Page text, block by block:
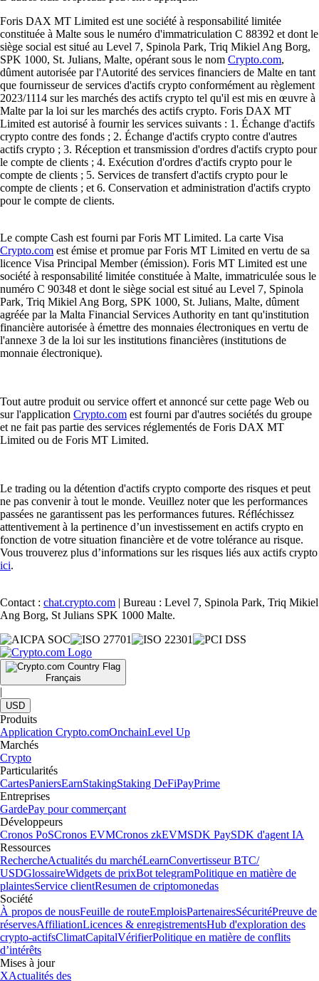
Foris DAX MT Limited est une société à responsabilité limitée
constituée à Malte sous le numéro d'immatriculation C 88392 et dont le
siège social est situé au Level 7, Spinola Park, Triq Mikiel Ang Borg,
SPK 1000, St. Julians, Malte, opérant sous le nom Crypto.com,
dûment autorisée par l'Autorité des services financiers de Malte en tant
que fournisseur de services d'actifs crypto conformément au règlement
2023/1114 sur les marchés des actifs crypto tel qu'il est mis en œuvre à
Malte par la loi sur les marchés des actifs crypto. Foris DAX MT
Limited est autorisé à fournir les services suivants : 1. Échange d'actifs
crypto contre des fonds ; 2. Échange d'actifs crypto contre d'autres
actifs crypto ; 3. Réception et transmission d'ordres d'actifs crypto pour
le compte de clients ; 4. Exécution d'ordres d'actifs crypto pour le
compte de clients ; 5. Services de transfert d'actifs crypto pour le
compte de clients ; et 6. Conservation et administration d'actifs crypto
pour le compte de clients.
Le compte Cash est fourni par Foris MT Limited. La carte Visa
Crypto.com est émise et promue par Foris MT Limited en vertu de sa
licence Visa Principal Member (émission). Foris MT Limited est une
société à responsabilité limitée constituée à Malte, immatriculée sous le
numéro C 90348 et dont le siège social est situé au Level 7, Spinola
Park, Triq Mikiel Ang Borg, SPK 1000, St. Julians, Malte, dûment
agréée par la Malta Financial Services Authority en tant qu'institution
financière autorisée à émettre des monnaies électroniques en vertu de
l'annexe 3 de la loi sur les institutions financières (institutions de
monnaie électronique).
Tout autre produit ou service offert et annoncé sur cette page Web ou
sur l'application Crypto.com est fourni par d'autres sociétés du groupe
et ne fait pas partie des services réglementés de Foris DAX MT
Limited ou de Foris MT Limited.
Le trading ou la détention d'actifs crypto comporte des risques et peut
ne pas convenir à tout le monde. Veuillez noter que les performances
passées ne garantissent pas les performances futures. Réfléchissez
attentivement à la pertinence d’un investissement en actifs crypto en
fonction de votre situation financière et de votre tolérance au risque.
Vous trouverez plus d’informations sur les risques liés aux actifs crypto
ici.
Contact : chat.crypto.com | Bureau : Level 7, Spinola Park, Triq Mikiel
Ang Borg, St Julians SPK 1000 Malte.
Français
|
USD
Produits
Application Crypto.comOnchainLevel Up
Marchés
Crypto
Particularités
CartesPaniersEarnStakingStaking DeFiPayPrime
Entreprises
GardePay pour commerçant
Développeurs
Cronos PoSCronos EVMCronos zkEVMSDK PaySDK d'agent IA
Ressources
RechercheActualités du marchéLearnConvertisseur BTC/
USDGlossaireWidgets de prixBot telegramPolitique en matière de
plaintesService clientResumen de criptomonedas
Société
À propos de nousFeuille de routeEmploisPartenairesSécuritéPreuve de
réservesAffiliationLicences & enregistrementsHub d'exploration des
crypto-actifsClimatCapitalVérifierPolitique en matière de conflits
d’intérêts
Mises à jour
XActualités des